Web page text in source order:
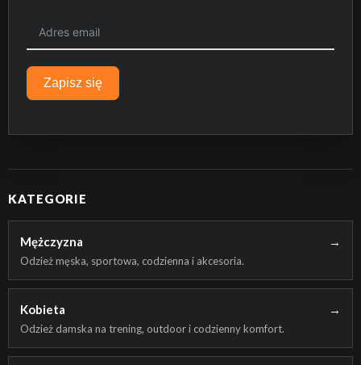
Zapisz się
KATEGORIE
Mężczyzna →
Odzież męska, sportowa, codzienna i akcesoria.
Kobieta →
Odzież damska na trening, outdoor i codzienny komfort.